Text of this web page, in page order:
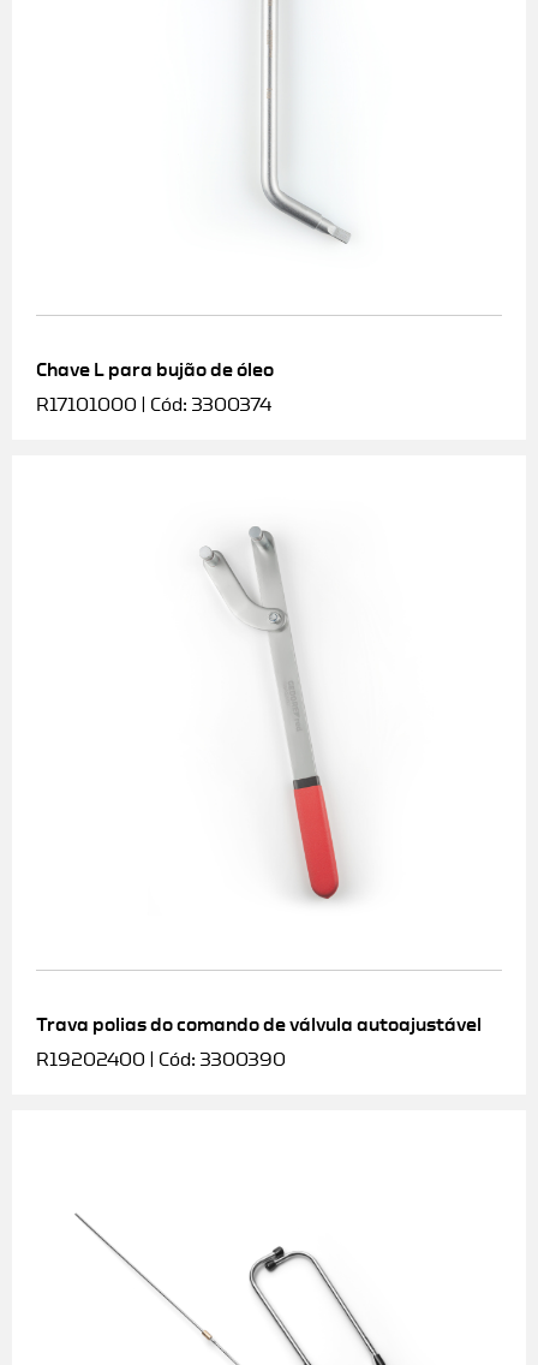
Chave L para bujão de óleo
R17101000 | Cód: 3300374
Trava polias do comando de válvula autoajustável
R19202400 | Cód: 3300390